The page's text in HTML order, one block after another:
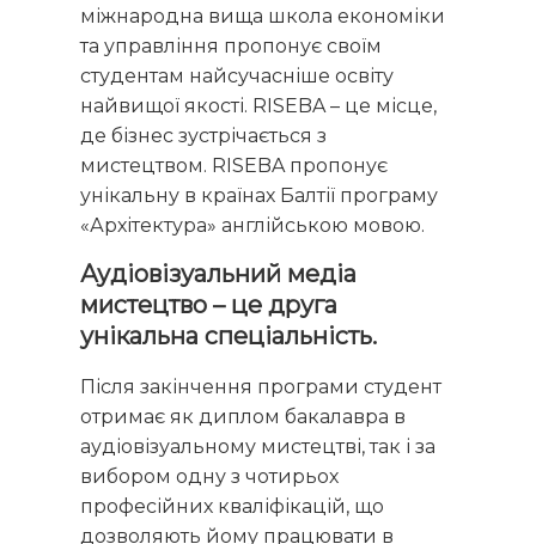
міжнародна вища школа економіки
та управління пропонує своїм
студентам найсучасніше освіту
найвищої якості. RISEBA – це місце,
де бізнес зустрічається з
мистецтвом. RISEBA пропонує
унікальну в країнах Балтії програму
«Архітектура» англійською мовою.
Аудіовізуальний медіа
мистецтво – це друга
унікальна спеціальність.
Після закінчення програми студент
отримає як диплом бакалавра в
аудіовізуальному мистецтві, так і за
вибором одну з чотирьох
професійних кваліфікацій, що
дозволяють йому працювати в